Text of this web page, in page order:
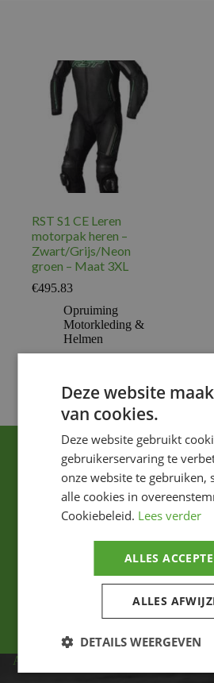
RST S1 CE Leren
motorpak heren –
Zwart/Grijs/Neon
groen – Maat 3XL
€495.83
Opruiming
Motorkleding &
Helmen
Ik ga akkoord met het privacybeleid.
ADRES
Deze website
van cookies.
Deze website gebruikt
gebruikerservaring te
onze website te gebruiken,
alle cookies in
Cookiebeleid. Lees verder
ALLES
ALLES
DETAILS WEERGEVEN